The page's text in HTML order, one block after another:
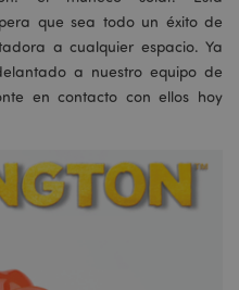
que sea todo un éxito de
a cualquier espacio. Ya
a nuestro equipo de
en contacto con ellos hoy